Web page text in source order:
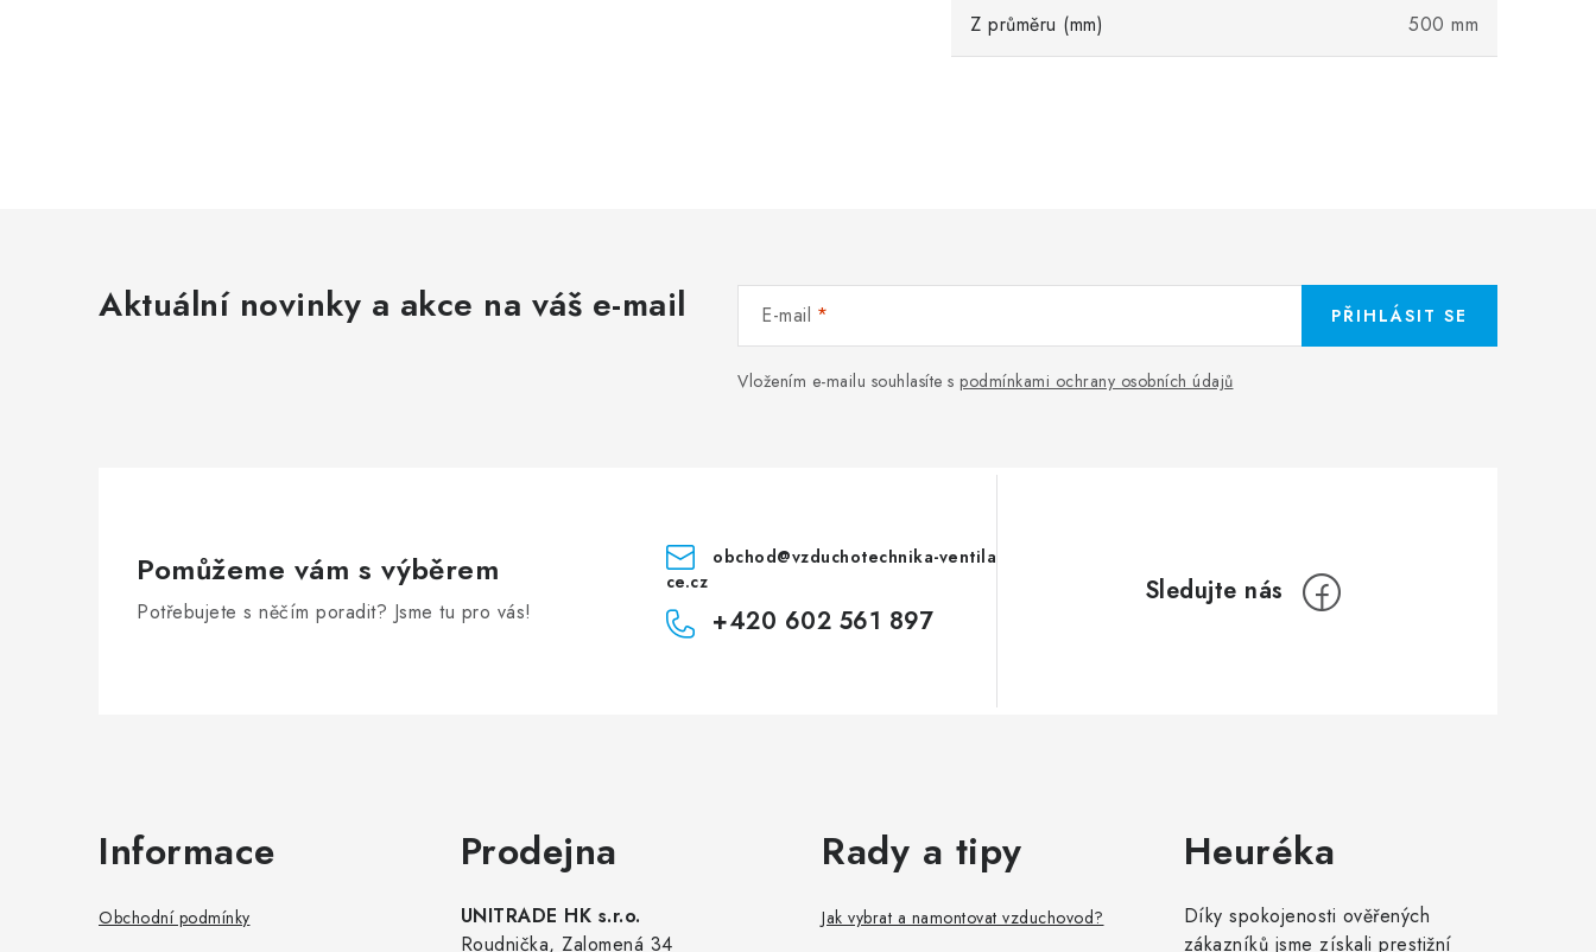
Z průměru (mm) 500 mm
Aktuální novinky a akce na váš e-mail E-mail
Vložením e-mailu souhlasíte s podmínkami ochrany osobních údajů
PŘIHLÁSIT SE
Pomůžeme vám s výběrem
Potřebujete s něčím poradit? Jsme tu pro vás!
obchod@vzduchotechnika-ventila
ce.cz
+420 602 561 897
Informace
Obchodní podmínky
Prodejna
UNITRADE HK s.r.o.
Roudnička, Zalomená 34
Rady a tipy
Jak vybrat a namontovat vzduchovod?
Heuréka
Díky spokojenosti ověřených
zákazníků jsme získali prestižní